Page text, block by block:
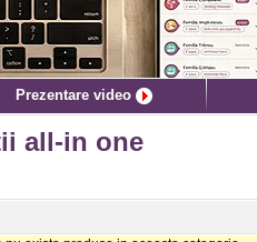
Prezentare video
all-in one